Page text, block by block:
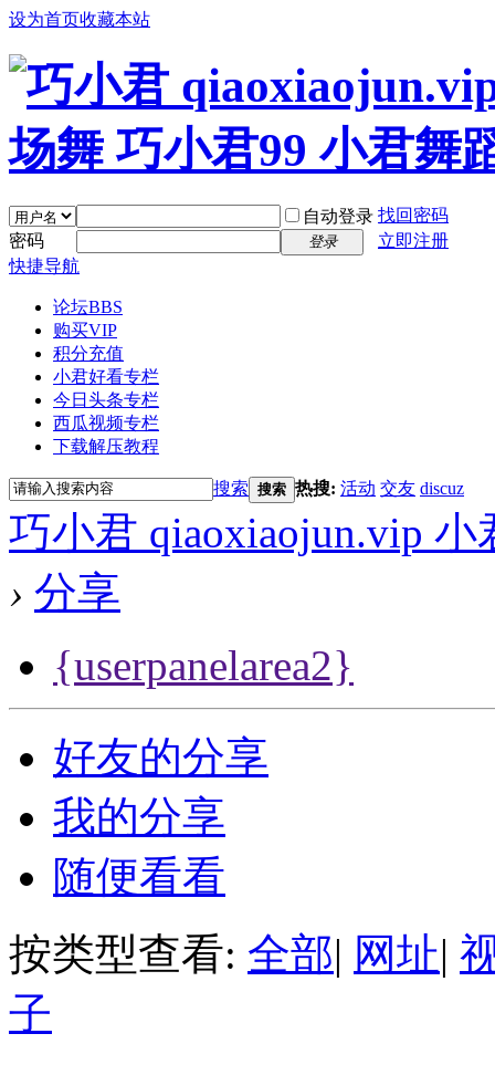
设为首页收藏本站
自动登录 找回密码
密码
登录
立即注册
快捷导航
论坛BBS
购买VIP
积分充值
小君好看专栏
今日头条专栏
西瓜视频专栏
下载解压教程
搜索 搜索 热搜: 活动 交友 discuz
巧小君 qiaoxiaojun.vip
› 分享
{userpanelarea2}
好友的分享
我的分享
随便看看
按类型查看: 全部| 网址|
子